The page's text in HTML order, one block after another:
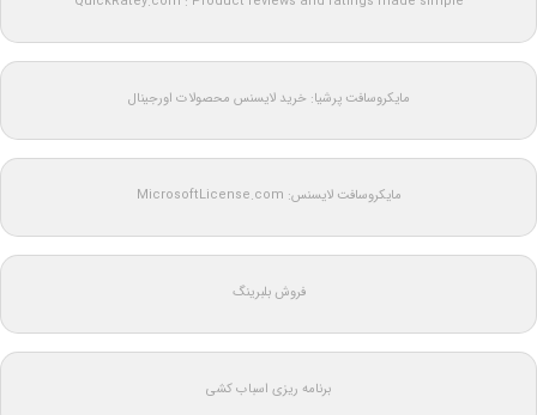
مایکروسافت پرشیا: خرید لایسنس محصولات اورجینال
مایکروسافت لایسنس: MicrosoftLicense.com
فروش بلبرینگ
برنامه ریزی اسباب کشی